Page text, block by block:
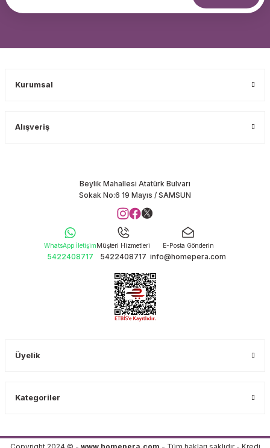
Kurumsal
Alışveriş
Beylik Mahallesi Atatürk Bulvarı
Sokak No:6 19 Mayıs / SAMSUN
WhatsApp İletişim
5422408717
Müşteri Hizmetleri
5422408717
E-Posta Gönderin
info@homepera.com
Üyelik
Kategoriler